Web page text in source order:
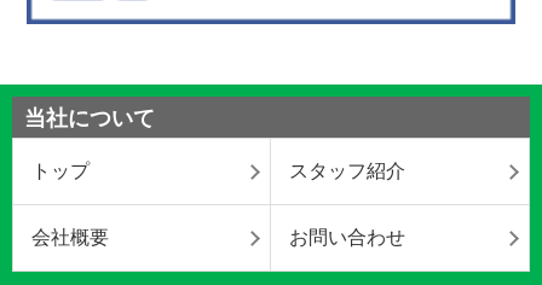
当社について
トップ スタッフ紹介
会社概要 お問い合わせ